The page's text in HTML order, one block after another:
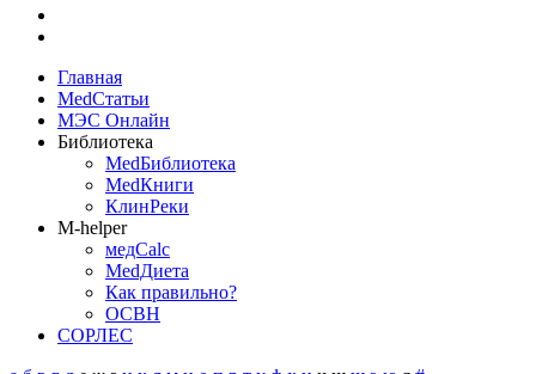
Главная
MedСтатьи
МЭС Онлайн
Библиотека
MedБиблиотека
MedКниги
КлинРеки
M-helper
медCalc
MedДиета
Как правильно?
ОСВН
СОРЛЕС